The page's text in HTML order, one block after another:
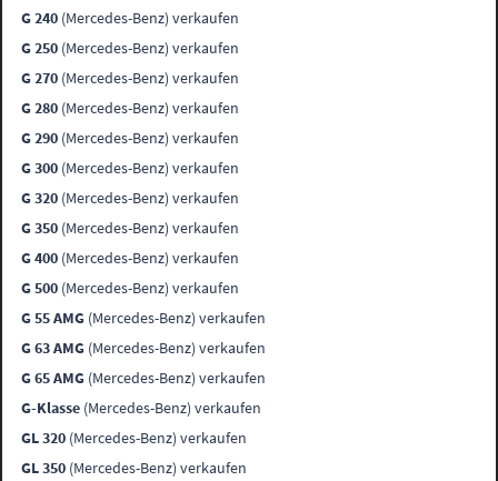
G 240 (Mercedes-Benz) verkaufen
G 250 (Mercedes-Benz) verkaufen
G 270 (Mercedes-Benz) verkaufen
G 280 (Mercedes-Benz) verkaufen
G 290 (Mercedes-Benz) verkaufen
G 300 (Mercedes-Benz) verkaufen
G 320 (Mercedes-Benz) verkaufen
G 350 (Mercedes-Benz) verkaufen
G 400 (Mercedes-Benz) verkaufen
G 500 (Mercedes-Benz) verkaufen
G 55 AMG (Mercedes-Benz) verkaufen
G 63 AMG (Mercedes-Benz) verkaufen
G 65 AMG (Mercedes-Benz) verkaufen
G-Klasse (Mercedes-Benz) verkaufen
GL 320 (Mercedes-Benz) verkaufen
GL 350 (Mercedes-Benz) verkaufen